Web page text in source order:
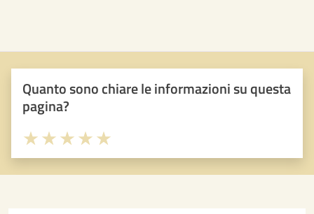
Quanto sono chiare le informazioni su questa
pagina?
Valuta 5 stelle su 5
Valuta 4 stelle su 5
Valuta 3 stelle su 5
Valuta 2 stelle su 5
Valuta 1 stelle su 5